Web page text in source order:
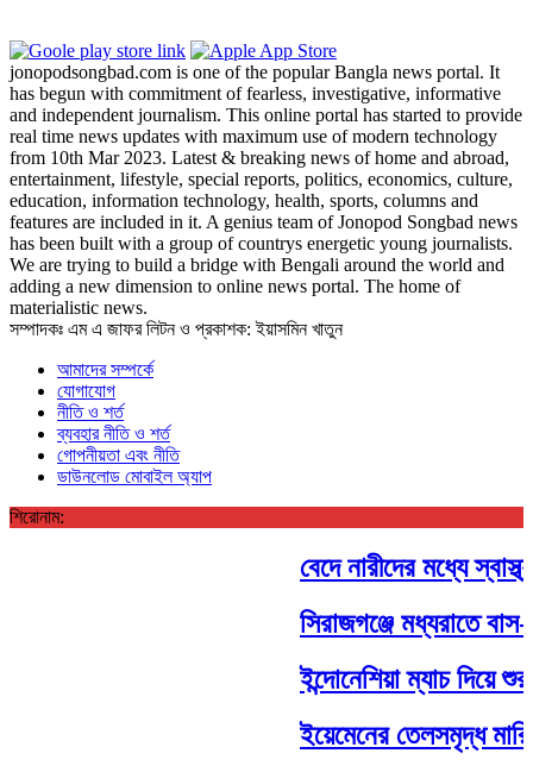
jonopodsongbad.com is one of the popular Bangla news portal. It
has begun with commitment of fearless, investigative, informative
and independent journalism. This online portal has started to provide
real time news updates with maximum use of modern technology
from 10th Mar 2023. Latest & breaking news of home and abroad,
entertainment, lifestyle, special reports, politics, economics, culture,
education, information technology, health, sports, columns and
features are included in it. A genius team of Jonopod Songbad news
has been built with a group of countrys energetic young journalists.
We are trying to build a bridge with Bengali around the world and
adding a new dimension to online news portal. The home of
materialistic news.
সম্পাদকঃ এম এ জাফর লিটন ও প্রকাশক: ইয়াসমিন খাতুন
আমাদের সম্পর্কে
যোগাযোগ
নীতি ও শর্ত
ব্যবহার নীতি ও শর্ত
গোপনীয়তা এবং নীতি
ডাউনলোড মোবাইল অ্যাপ
শিরোনাম:
বেদে নারীদের মধ্যে
সিরাজগঞ্জে মধ্যরাতে বাস-
ইন্দোনেশিয়া ম্যাচ দিয়ে
ইয়েমেনের তেলসমৃদ্ধ